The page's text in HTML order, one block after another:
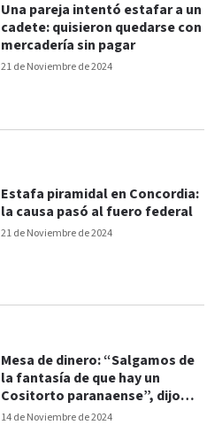
21 de Noviembre de 2024
Una pareja intentó estafar a un
cadete: quisieron quedarse con
mercadería sin pagar
21 de Noviembre de 2024
Estafa piramidal en Concordia:
la causa pasó al fuero federal
14 de Noviembre de 2024
Mesa de dinero: “Salgamos de
la fantasía de que hay un
Cositorto paranaense”, dijo
Gamarci